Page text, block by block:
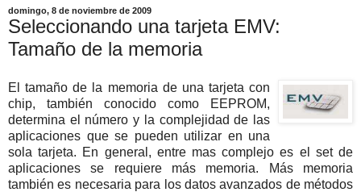
domingo, 8 de noviembre de 2009
Seleccionando una tarjeta EMV:
Tamaño de la memoria
El tamaño de la memoria de una tarjeta con
chip, también conocido como EEPROM,
determina el número y la complejidad de las
aplicaciones que se pueden utilizar en una
sola tarjeta. En general, entre mas complejo es el set de
aplicaciones se requiere más memoria. Más memoria
también es necesaria para los datos avanzados de métodos